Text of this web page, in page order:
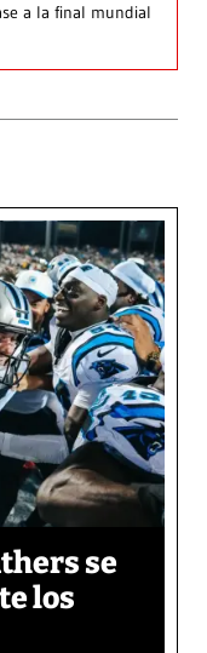
a la final mundial
se
los